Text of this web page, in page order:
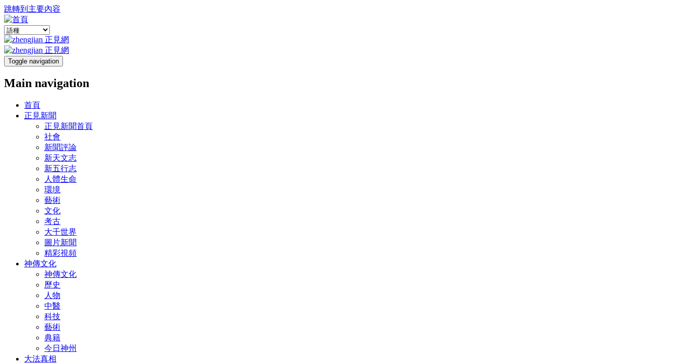
跳轉到主要內容
Toggle navigation
Main navigation
首頁
正見新聞
正見新聞首頁
社會
新聞評論
新天文志
新五行志
人體生命
環境
藝術
文化
考古
大千世界
圖片新聞
精彩視頻
神傳文化
神傳文化
歷史
人物
中醫
科技
藝術
典籍
今日神州
大法真相